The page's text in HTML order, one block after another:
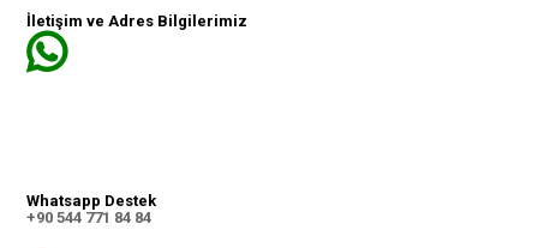
İletişim ve Adres Bilgilerimiz
Whatsapp Destek
+90 544 771 84 84